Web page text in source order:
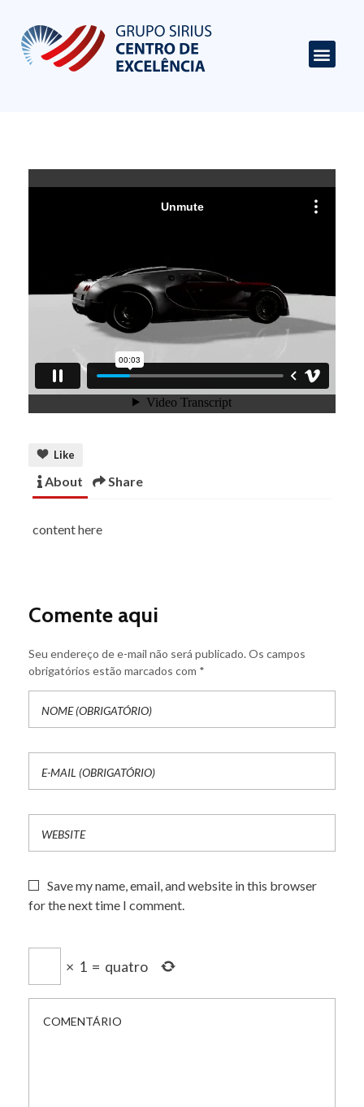
Like
About Share
content here
Comente aqui
Seu endereço de e-mail não será publicado. Os campos
obrigatórios estão marcados com *
Save my name, email, and website in this browser
for the next time I comment.
× 1 = quatro